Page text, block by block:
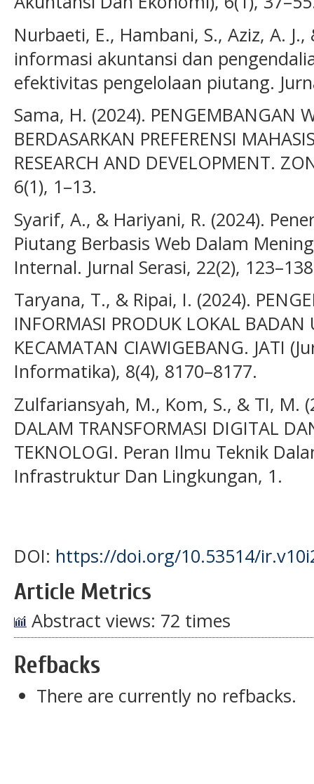
Nurbaeti, E., Hambani, S., Aziz, A.
informasi akuntansi dan
efektivitas pengelolaan piutang.
Sama, H. (2024). PENGEMBANGAN
BERDASARKAN PREFERENSI
RESEARCH AND DEVELOPMENT.
6(1), 1–13.
Syarif, A., & Hariyani, R. (2024).
Piutang Berbasis Web Dalam
Internal. Jurnal Serasi, 22(2),
Taryana, T., & Ripai, I. (2024).
INFORMASI PRODUK LOKAL BADAN
KECAMATAN CIAWIGEBANG. JATI
Informatika), 8(4), 8170–8177.
Zulfariansyah, M., Kom, S., & TI, M.
DALAM TRANSFORMASI DIGITAL
TEKNOLOGI. Peran Ilmu Teknik
Infrastruktur Dan Lingkungan, 1.
DOI: https://doi.org/10.53514/
Article Metrics
Abstract views: 72 times
Refbacks
There are currently no refbacks.